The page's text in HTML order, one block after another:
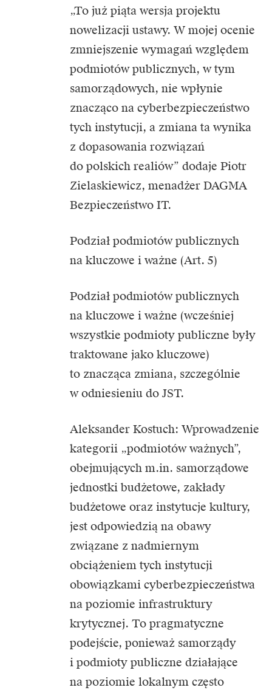
„To już piąta wersja projektu
nowelizacji ustawy. W mojej ocenie
zmniejszenie wymagań względem
podmiotów publicznych, w tym
samorządowych, nie wpłynie
znacząco na cyberbezpieczeństwo
tych instytucji, a zmiana ta wynika
z dopasowania rozwiązań
do polskich realiów” dodaje Piotr
Zielaskiewicz, menadżer DAGMA
Bezpieczeństwo IT.
Podział podmiotów publicznych
na kluczowe i ważne (Art. 5)
Podział podmiotów publicznych
na kluczowe i ważne (wcześniej
wszystkie podmioty publiczne były
traktowane jako kluczowe)
to znacząca zmiana, szczególnie
w odniesieniu do JST.
Aleksander Kostuch: Wprowadzenie
kategorii „podmiotów ważnych”,
obejmujących m.in. samorządowe
jednostki budżetowe, zakłady
budżetowe oraz instytucje kultury,
jest odpowiedzią na obawy
związane z nadmiernym
obciążeniem tych instytucji
obowiązkami cyberbezpieczeństwa
na poziomie infrastruktury
krytycznej. To pragmatyczne
podejście, ponieważ samorządy
i podmioty publiczne działające
na poziomie lokalnym często